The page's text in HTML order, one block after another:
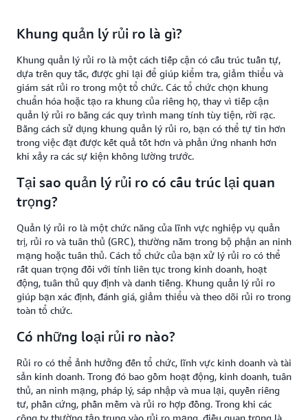
Khung quản lý rủi ro là gì?
Khung quản lý rủi ro là một cách tiếp cận có cấu trúc tuần tự,
dựa trên quy tắc, được ghi lại để giúp kiểm tra, giảm thiểu và
giám sát rủi ro trong một tổ chức. Các tổ chức chọn khung
chuẩn hóa hoặc tạo ra khung của riêng họ, thay vì tiếp cận
quản lý rủi ro bằng các quy trình mang tính tùy tiện, rời rạc.
Bằng cách sử dụng khung quản lý rủi ro, bạn có thể tự tin hơn
trong việc đạt được kết quả tốt hơn và phản ứng nhanh hơn
khi xảy ra các sự kiện không lường trước.
Tại sao quản lý rủi ro có cấu trúc lại quan
trọng?
Quản lý rủi ro là một chức năng của lĩnh vực nghiệp vụ quản
trị, rủi ro và tuân thủ (GRC), thường nằm trong bộ phận an ninh
mạng hoặc tuân thủ. Cách tổ chức của bạn xử lý rủi ro có thể
rất quan trọng đối với tính liên tục trong kinh doanh, hoạt
động, tuân thủ quy định và danh tiếng. Khung quản lý rủi ro
giúp bạn xác định, đánh giá, giảm thiểu và theo dõi rủi ro trong
toàn tổ chức.
Có những loại rủi ro nào?
Rủi ro có thể ảnh hưởng đến tổ chức, lĩnh vực kinh doanh và tài
sản kinh doanh. Trong đó bao gồm hoạt động, kinh doanh, tuân
thủ, an ninh mạng, pháp lý, sáp nhập và mua lại, quyền riêng
tư, phần cứng, phần mềm và rủi ro hợp đồng. Trong khi các
công ty thường tập trung vào rủi ro mạng, điều quan trọng là